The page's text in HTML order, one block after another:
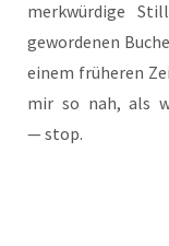
merk­wür­di­ge
gewor­de­nen
einem frü­he­ren
mir so nah, als
— stop.